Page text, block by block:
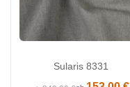
Sularis 8331